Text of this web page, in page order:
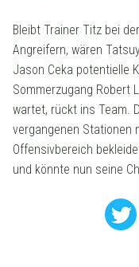
Bleibt Trainer Titz bei
Angreifern, wären
Jason Ceka potentielle
Sommerzugang Robert
wartet, rückt ins Team.
vergangenen Stationen
Offensivbereich
und könnte nun seine